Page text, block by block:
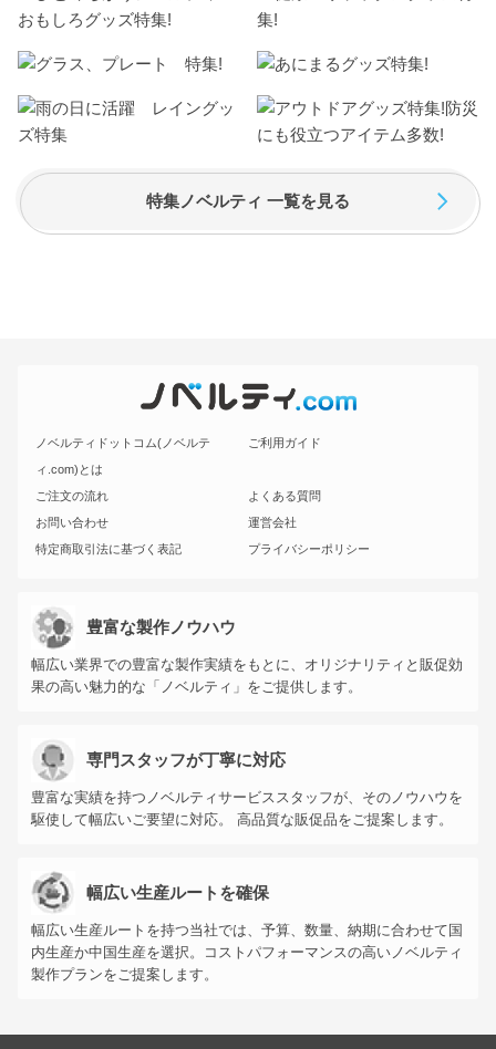
特集ノベルティ 一覧を見る
ノベルティドットコム(ノベルテ
ィ.com)とは
ご利用ガイド
ご注文の流れ
よくある質問
お問い合わせ
運営会社
特定商取引法に基づく表記
プライバシーポリシー
豊富な製作ノウハウ
幅広い業界での豊富な製作実績をもとに、オリジナリティと販促効
果の高い魅力的な「ノベルティ」をご提供します。
専門スタッフが丁寧に対応
豊富な実績を持つノベルティサービススタッフが、そのノウハウを
駆使して幅広いご要望に対応。 高品質な販促品をご提案します。
幅広い生産ルートを確保
幅広い生産ルートを持つ当社では、予算、数量、納期に合わせて国
内生産か中国生産を選択。コストパフォーマンスの高いノベルティ
製作プランをご提案します。